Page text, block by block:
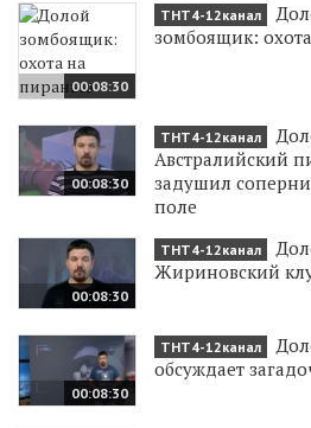
00:08:30
ТНТ4-12канал
зомбоящик:
00:08:30
ТНТ4-12канал
Австралийский
задушил
поле
00:08:30
ТНТ4-12канал
Жириновский
00:08:30
ТНТ4-12канал
обсуждает